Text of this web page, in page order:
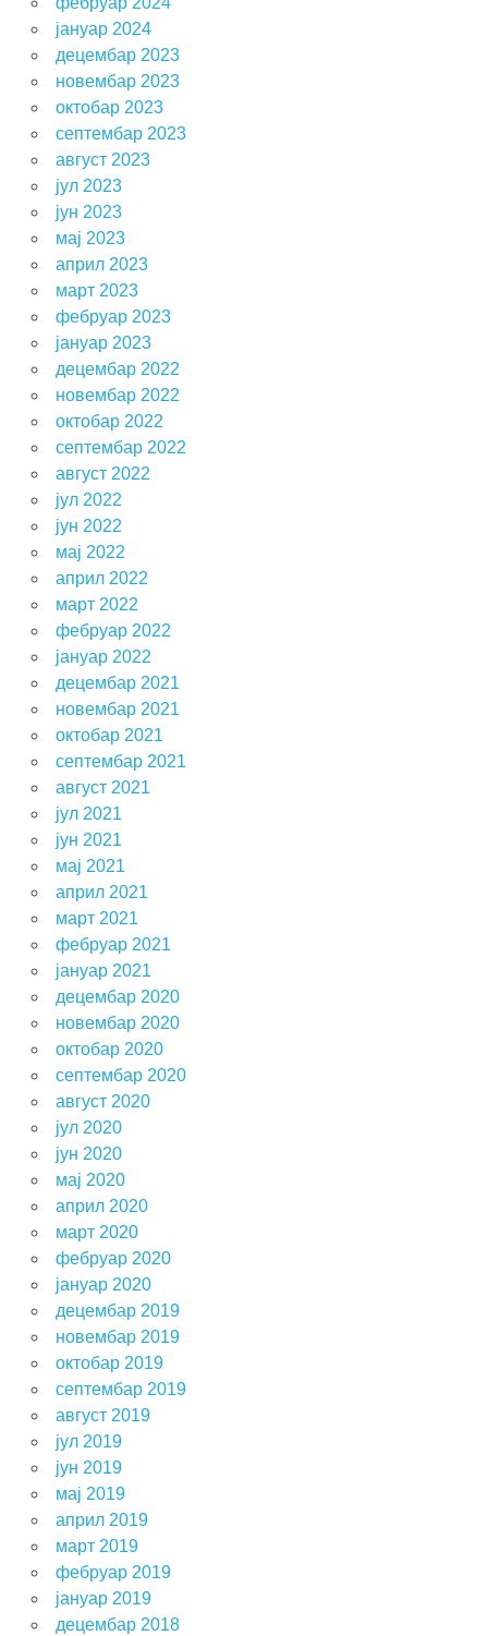
јануар 2024
децембар 2023
новембар 2023
октобар 2023
септембар 2023
август 2023
јул 2023
јун 2023
мај 2023
април 2023
март 2023
фебруар 2023
јануар 2023
децембар 2022
новембар 2022
октобар 2022
септембар 2022
август 2022
јул 2022
јун 2022
мај 2022
април 2022
март 2022
фебруар 2022
јануар 2022
децембар 2021
новембар 2021
октобар 2021
септембар 2021
август 2021
јул 2021
јун 2021
мај 2021
април 2021
март 2021
фебруар 2021
јануар 2021
децембар 2020
новембар 2020
октобар 2020
септембар 2020
август 2020
јул 2020
јун 2020
мај 2020
април 2020
март 2020
фебруар 2020
јануар 2020
децембар 2019
новембар 2019
октобар 2019
септембар 2019
август 2019
јул 2019
јун 2019
мај 2019
април 2019
март 2019
фебруар 2019
јануар 2019
децембар 2018